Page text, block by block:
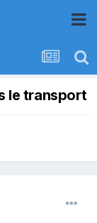
le transport